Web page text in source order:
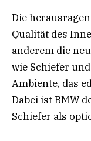
Die
Qualität des
anderem die
wie Schiefer
Ambiente, das
Dabei ist BMW
Schiefer als